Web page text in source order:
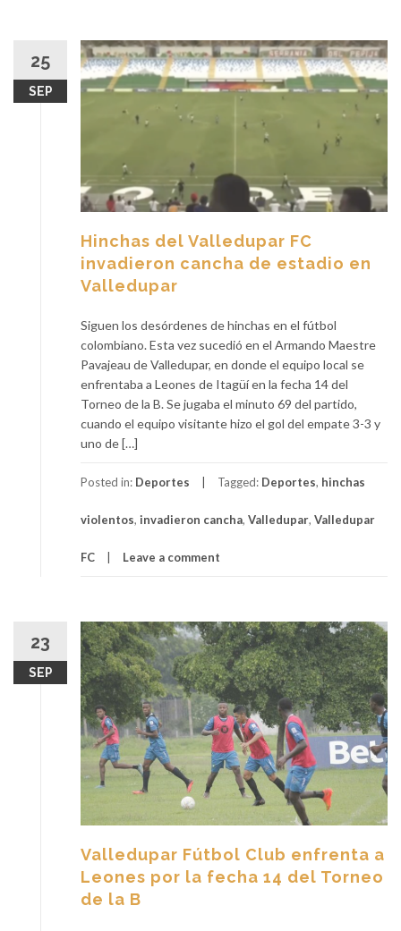
25
SEP
Hinchas del Valledupar FC
invadieron cancha de estadio en
Valledupar
Siguen los desórdenes de hinchas en el fútbol
colombiano. Esta vez sucedió en el Armando Maestre
Pavajeau de Valledupar, en donde el equipo local se
enfrentaba a Leones de Itagüí en la fecha 14 del
Torneo de la B. Se jugaba el minuto 69 del partido,
cuando el equipo visitante hizo el gol del empate 3-3 y
uno de […]
Posted in: Deportes Tagged: Deportes, hinchas
violentos, invadieron cancha, Valledupar, Valledupar
FC Leave a comment
23
SEP
Valledupar Fútbol Club enfrenta a
Leones por la fecha 14 del Torneo
de la B